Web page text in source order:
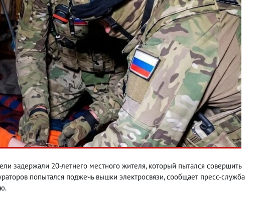
задержали 20-летнего местного жителя, который пытался совершить
попытался поджечь вышки электросвязи, сообщает пресс-служба